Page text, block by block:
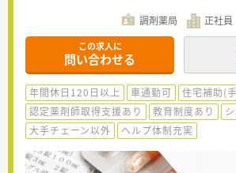
調剤薬局 正社員
この求人に
問い合わせる
年間休日120日以上 車通勤可
住宅補助(
認定薬剤師取得支援あり
教育制度あり
大手チェーン以外
ヘルプ体制充実